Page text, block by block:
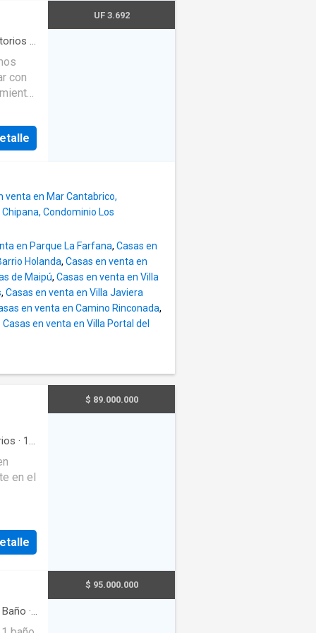
-
de
el
·
con
el
UF 3.692
venta en Mar Cantabrico,
Condominio Los
en Parque La Farfana, Casas en
Holanda, Casas en venta en
de Maipú, Casas en venta en Villa
, Casas en venta en Villa Javiera
en venta en Camino Rinconada,
Casas en venta en Villa Portal del
· 1
en el
el
gran
$ 89.000.000
Baño ·
$ 95.000.000